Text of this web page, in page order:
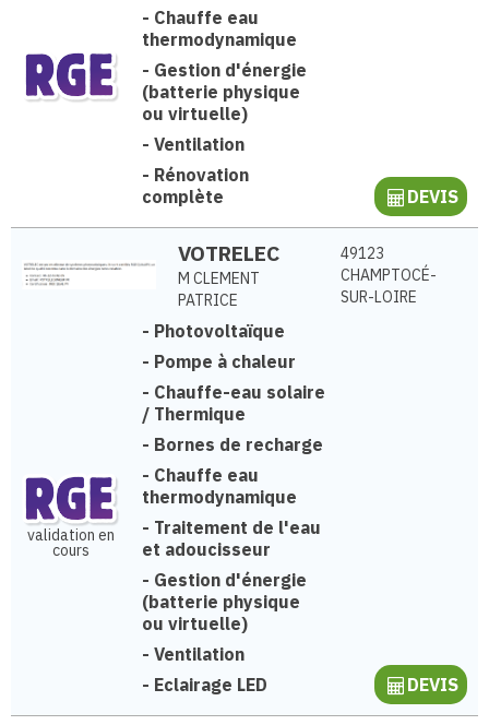
- Chauffe eau
thermodynamique
- Gestion d'énergie
(batterie physique
ou virtuelle)
- Ventilation
- Rénovation
complète
DEVIS
VOTRELEC
M CLEMENT
PATRICE
49123
CHAMPTOCÉ-
SUR-LOIRE
validation en
cours
- Photovoltaïque
- Pompe à chaleur
- Chauffe-eau solaire
/ Thermique
- Bornes de recharge
- Chauffe eau
thermodynamique
- Traitement de l'eau
et adoucisseur
- Gestion d'énergie
(batterie physique
ou virtuelle)
- Ventilation
- Eclairage LED DEVIS